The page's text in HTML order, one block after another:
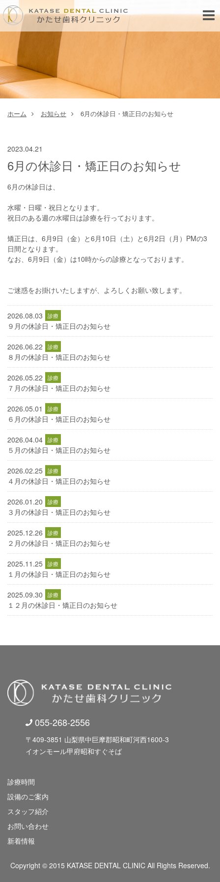
ホーム お知らせ 6月の休診日・矯正日のお知らせ
2023.04.21
6月の休診日・矯正日のお知らせ
6月の休診日は、
水曜・日曜・祝日となります。
祝日のある週の水曜日は診療を行っております。
矯正日は、6月9日（金）と6月10日（土）と6月2日（月）PMの3
日間となります。
なお、6月9日（金）は10時からの診療となっております。
ご迷惑をお掛けいたしますが、よろしくお願い致します。
2026.08.03
９月の休診日・矯正日のお知らせ
2026.06.22
８月の休診日・矯正日のお知らせ
2026.05.22
７月の休診日・矯正日のお知らせ
2026.05.01
６月の休診日・矯正日のお知らせ
2026.04.04
５月の休診日・矯正日のお知らせ
2026.02.25
４月の休診日・矯正日のお知らせ
2026.01.20
３月の休診日・矯正日のお知らせ
2025.12.26
２月の休診日・矯正日のお知らせ
2025.11.25
１月の休診日・矯正日のお知らせ
2025.09.30
１２月の休診日・矯正日のお知らせ
055-268-2556
〒409-3851 山梨県中巨摩郡昭和町河西1600-3
イオンモール甲府昭和すぐそば
診療時間
設備のご案内
スタッフ紹介
お問い合わせ
新着情報
Copyright © 2015 KATASE DENTAL CLINIC All Rights Reserved.